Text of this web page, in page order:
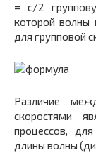
= c/2
которой волны
для групповой
Различие
скоростями
процессов,
длины волны